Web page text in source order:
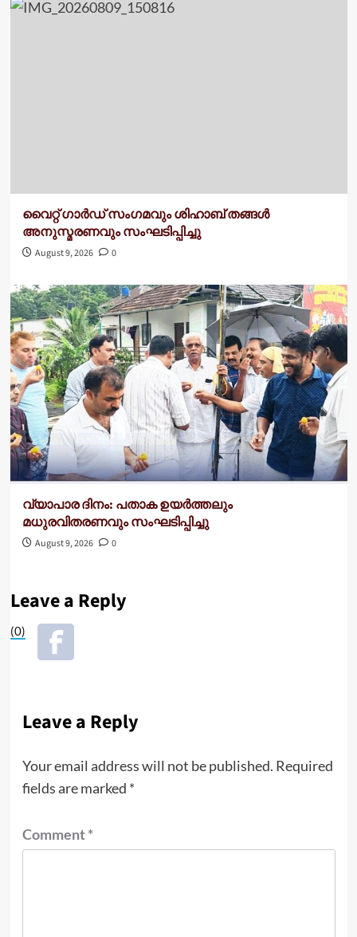
വൈറ്റ് ഗാർഡ് സംഗമവും ശിഹാബ് തങ്ങൾ
അനുസ്മരണവും സംഘടിപ്പിച്ചു
August 9, 2026 0
വ്യാപാര ദിനം: പതാക ഉയർത്തലും
മധുരവിതരണവും സംഘടിപ്പിച്ചു
August 9, 2026 0
Leave a Reply
(0)
Leave a Reply
Your email address will not be published. Required
fields are marked *
Comment*